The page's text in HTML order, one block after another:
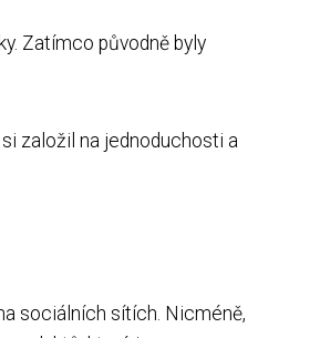
Zatímco původně byly
založil na jednoduchosti a
sociálních sítích. Nicméně,